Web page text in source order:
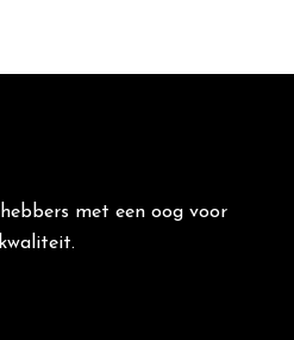
met een oog voor